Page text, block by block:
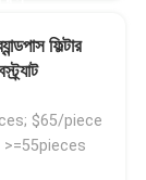
ফিল্টার
$65/piece